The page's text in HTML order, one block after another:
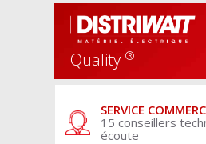
Quality ®
SERVICE
15 conseillers
écoute